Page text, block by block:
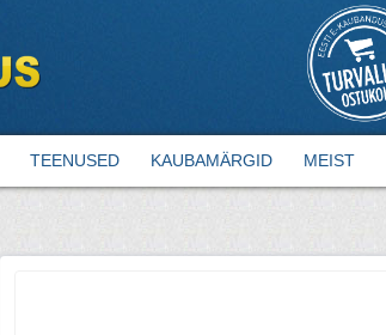
TEENUSED KAUBAMÄRGID MEIST